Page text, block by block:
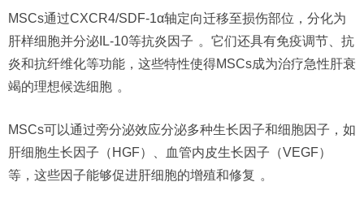
MSCs通过CXCR4/SDF-1α轴定向迁移至损伤部位，分化为
肝样细胞并分泌IL-10等抗炎因子 。它们还具有免疫调节、抗
炎和抗纤维化等功能，这些特性使得MSCs成为治疗急性肝衰
竭的理想候选细胞 。
MSCs可以通过旁分泌效应分泌多种生长因子和细胞因子，如
肝细胞生长因子（HGF）、血管内皮生长因子（VEGF）
等，这些因子能够促进肝细胞的增殖和修复 。